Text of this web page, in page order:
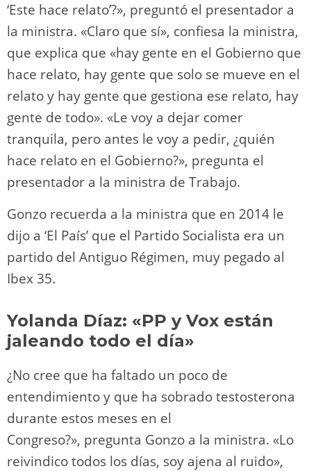
‘Este hace relato’?», preguntó el presentador a
la ministra. «Claro que sí», confiesa la ministra,
que explica que «hay gente en el Gobierno que
hace relato, hay gente que solo se mueve en el
relato y hay gente que gestiona ese relato, hay
gente de todo». «Le voy a dejar comer
tranquila, pero antes le voy a pedir, ¿quién
hace relato en el Gobierno?», pregunta el
presentador a la ministra de Trabajo.
Gonzo recuerda a la ministra que en 2014 le
dijo a ‘El País’ que el Partido Socialista era un
partido del Antiguo Régimen, muy pegado al
Ibex 35.
Yolanda Díaz: «PP y Vox están
jaleando todo el día»
¿No cree que ha faltado un poco de
entendimiento y que ha sobrado testosterona
durante estos meses en el
Congreso?», pregunta Gonzo a la ministra. «Lo
reivindico todos los días, soy ajena al ruido»,